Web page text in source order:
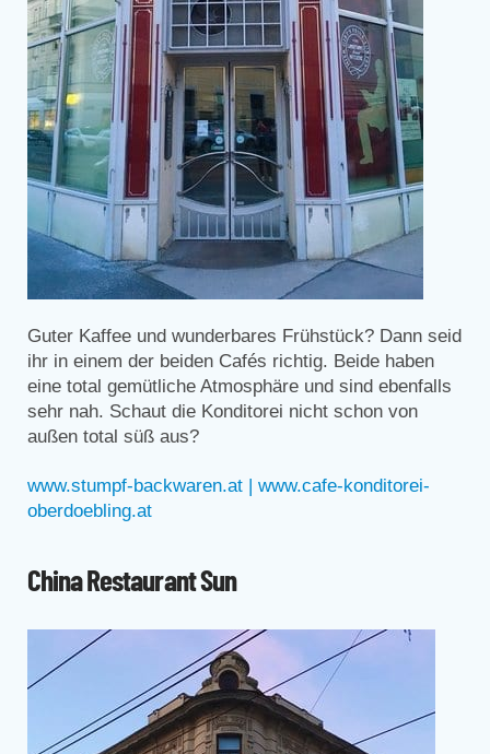
Guter Kaffee und wunderbares Frühstück? Dann seid
ihr in einem der beiden Cafés richtig. Beide haben
eine total gemütliche Atmosphäre und sind ebenfalls
sehr nah. Schaut die Konditorei nicht schon von
außen total süß aus?
www.stumpf-backwaren.at | www.cafe-konditorei-
oberdoebling.at
China Restaurant Sun